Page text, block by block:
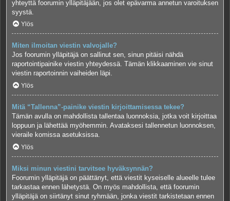
yhteyttä foorumin ylläpitäjään, jos olet epävarma annetun varoituksen
syystä.
Ylös
Miten ilmoitan viestin valvojalle?
Jos foorumin ylläpitäjä on sallinut sen, sinun pitäisi nähdä
raportointipainike viestin yhteydessä. Tämän klikkaaminen vie sinut
viestin raportoinnin vaiheiden läpi.
Ylös
Mitä “Tallenna”-painike viestin kirjoittamisessa tekee?
Tämän avulla on mahdollista tallentaa luonnoksia, jotka voit kirjoittaa
loppuun ja lähettää myöhemmin. Avataksesi tallennetun luonnoksen,
vieraile komissa asetuksissa.
Ylös
Miksi minun viestini tarvitsee hyväksynnän?
Foorumin ylläpitäjä on päättänyt, että viestit kyseiselle alueelle tulee
tarkastaa ennen lähetystä. On myös mahdollista, että foorumin
ylläpitäjä on siirtänyt sinut ryhmään, jonka viestit tarkistetaan ennen